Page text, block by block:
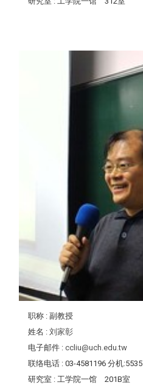
职称 : 副教授
姓名 : 刘家彰
电子邮件 : ccliu@uch.edu.tw
联络电话 : 03-4581196 分机:5535
研究室 : 工学院一馆 201B室